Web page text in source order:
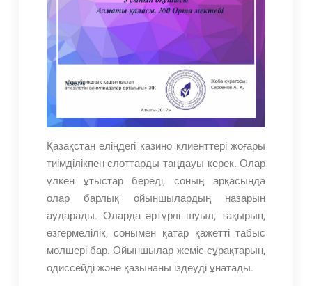
Қазақстан еліндегі казино клиенттері жоғары
тиімділікпен слоттарды таңдауы керек. Олар
үлкен ұтыстар береді, соның арқасында
олар барлық ойыншылардың назарын
аударады. Оларда әртүрлі шуыл, тақырып,
өзгермелілік, сонымен қатар қажетті табыс
мөлшері бар. Ойыншылар жеміс сұрақтарын,
одиссейді және қазынаны іздеуді ұнатады.